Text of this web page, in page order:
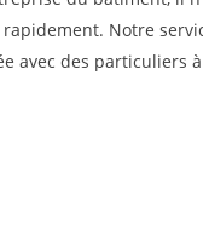
Notre
avec des particuliers